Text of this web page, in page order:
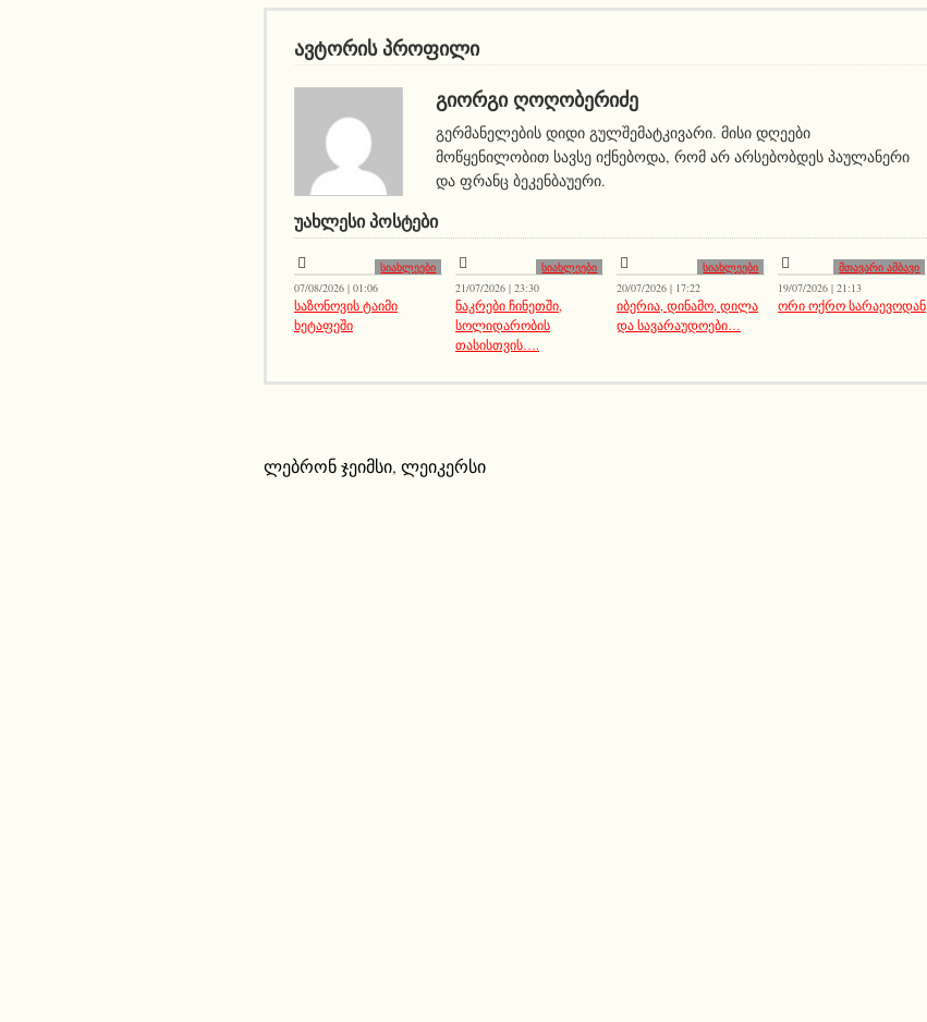
ავტორის პროფილი
ᲒᲘᲝᲠᲒᲘ ᲦᲝᲦᲝᲑᲔᲠᲘᲫᲔ
გერმანელების დიდი გულშემატკივარი. მისი დღეები
მოწყენილობით სავსე იქნებოდა, რომ არ არსებობდეს პაულანერი
და ფრანც ბეკენბაუერი.
ᲣᲐᲮᲚᲔᲡᲘ ᲞᲝᲡᲢᲔᲑᲘ
სიახლეები
07/08/2026 | 01:06
საზონოვის ტაიმი
ხეტაფეში
სიახლეები
21/07/2026 | 23:30
ნაკრები ჩინეთში,
სოლიდარობის
თასისთვის….
სიახლეები
20/07/2026 | 17:22
იბერია, დინამო, დილა
და სავარაუდოები…
მთავარი ამბავი
19/07/2026 | 21:13
ორი ოქრო სარაევოდან
ლებრონ ჯეიმსი, ლეიკერსი